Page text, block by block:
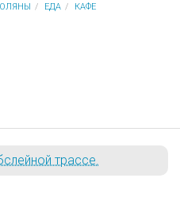
ЕДА КАФЕ
трассе.